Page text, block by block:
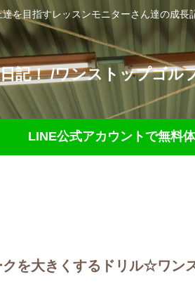
を目指すレッスンモニターさん達の成
記！ /ワンストップゴ
LINE公式アカウントで無料
を大きくするドリル☆ワン